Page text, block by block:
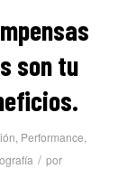
son tu
, Performance,
/ por